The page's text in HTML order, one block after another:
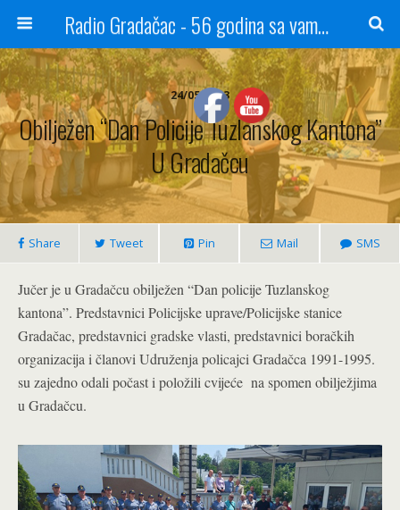
Radio Gradačac - 56 godina sa vama...
24/05/2023
Obilježen “Dan Policije Tuzlanskog Kantona”
U Gradačcu
Share Tweet Pin Mail SMS
Jučer je u Gradačcu obilježen “Dan policije Tuzlanskog
kantona”. Predstavnici Policijske uprave/Policijske stanice
Gradačac, predstavnici gradske vlasti, predstavnici boračkih
organizacija i članovi Udruženja policajci Gradačca 1991-1995.
su zajedno odali počast i položili cvijeće na spomen obilježjima
u Gradačcu.